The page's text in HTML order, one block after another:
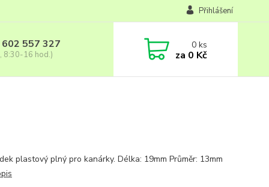
Přihlášení
557 327
8:30-16 hod.)
0ks
za 0 Kč
plastový plný pro kanárky. Délka: 19mm Průměr: 13mm